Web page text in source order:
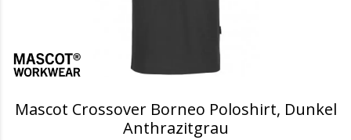
Mascot Crossover Borneo Poloshirt, Dunkel
Anthrazitgrau